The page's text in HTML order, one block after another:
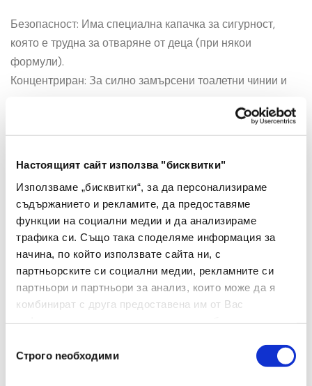
Настоящият сайт използва "бисквитки"
Използваме „бисквитки“, за да персонализираме
съдържанието и рекламите, да предоставяме
функции на социални медии и да анализираме
трафика си. Също така споделяме информация за
начина, по който използвате сайта ни, с
партньорските си социални медии, рекламните си
партньори и партньори за анализ, които може да я
комбинират с друга предоставена им от Вас
наСтрого nеобходими
Безопасност: Има специална капачка за сигурност,
която е трудна за отваряне от деца (при някои
формули).
Концентриран: За силно замърсени тоалетни чинии и
Разреден: За подове, фаянс, теракот, мивки.
Важно: Избягвайте употреба върху емайлирани или
Брой